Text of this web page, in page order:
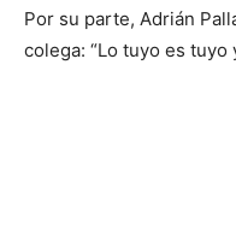
Por su parte, Adrián
colega: “Lo tuyo es tuyo